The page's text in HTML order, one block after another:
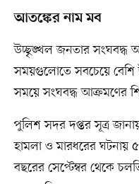
আতঙ্কের নাম মব
উচ্ছৃঙ্খল জনতার সংঘবদ্ধ
সময়গুলোতে সবচেয়ে বেশি
সময়ে সংঘবদ্ধ আক্রমণের
পুলিশ সদর দপ্তর সূত্র
হামলা ও মারধরের ঘটনায়
বছরের সেপ্টেম্বর থেকে